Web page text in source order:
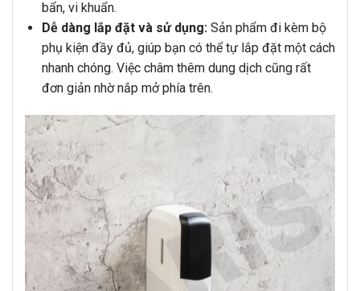
bẩn, vi khuẩn.
Dễ dàng lắp đặt và sử dụng:Sản phẩm đi kèm bộ
phụ kiện đầy đủ, giúp bạn có thể tự lắp đặt một cách
nhanh chóng. Việc châm thêm dung dịch cũng rất
đơn giản nhờ nắp mở phía trên.